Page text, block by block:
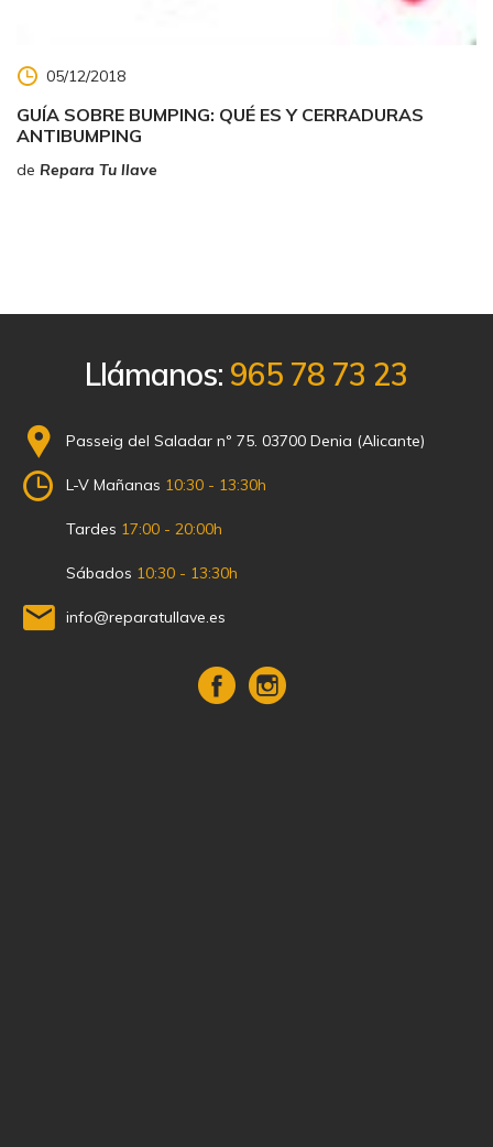
05/12/2018
GUÍA SOBRE BUMPING: QUÉ ES Y CERRADURAS
ANTIBUMPING
de Repara Tu llave
Llámanos: 965 78 73 23
Passeig del Saladar nº 75. 03700 Denia (Alicante)
L-V Mañanas 10:30 - 13:30h
Tardes 17:00 - 20:00h
Sábados 10:30 - 13:30h
info@reparatullave.es